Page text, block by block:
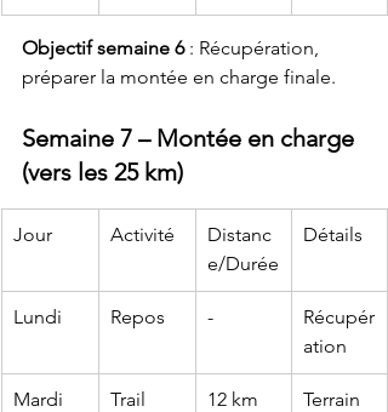
Objectif semaine 6 : Récupération,
préparer la montée en charge finale.
Semaine 7 – Montée en charge
(vers les 25 km)
Jour Activité
Distanc
e/Durée
Détails
Lundi Repos -
Récupér
ation
Mardi
Trail
12 km
Terrain